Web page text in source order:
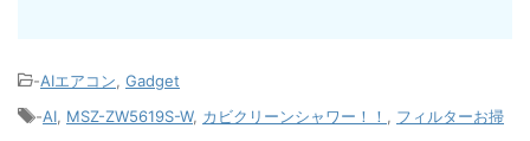
-AIエアコン Gadget
-AI MSZ-ZW5619S-W, カビクリーンシャワー！！
フィルターお掃